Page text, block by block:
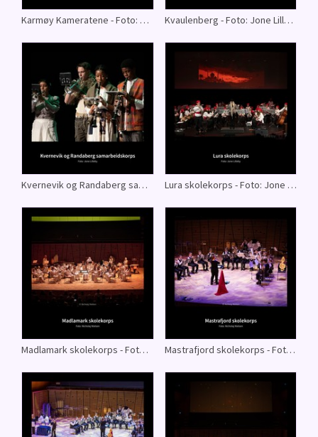
Karmøy Kameratene - Foto: Øyvind Andersen Kvaulenberg - Foto: Jone Lilleby
Kvernevik og Randaberg samarbeidskorps - Foto: Jone Lilleby Lura skolekorps - Foto: Jone Lilleby
Madlamark skolekorps - Foto: Nicholaj Nielsen Mastrafjord skolekorps - Foto: Nicholaj Nielsen